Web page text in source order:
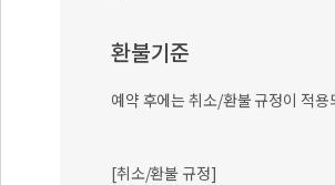
환불기준
예약 후에는 취소/환불 규정이 적
[취소/환불 규정]